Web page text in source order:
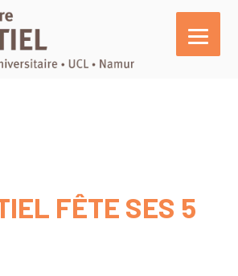
FÊTE SES 5
Actualités